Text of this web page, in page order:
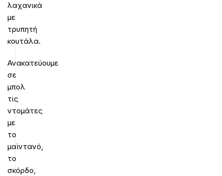
λαχανικά
με
τρυπητή
κουτάλα.
Ανακατεύουμε
σε
μπολ
τις
ντομάτες
με
το
μαϊντανό,
το
σκόρδο,